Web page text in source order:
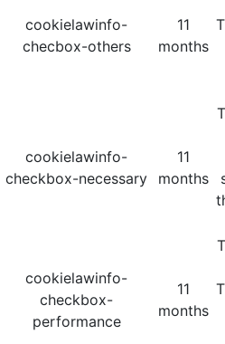
cookielawinfo-
checbox-others
11
months
cookielawinfo-
checkbox-necessary
11
months
cookielawinfo-
checkbox-
performance
11
months